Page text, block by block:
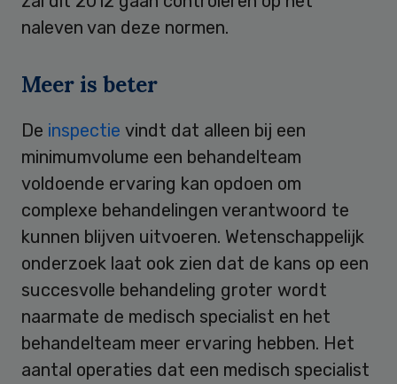
naleven van deze normen.
Meer is beter
De inspectie vindt dat alleen bij een
minimumvolume een behandelteam
voldoende ervaring kan opdoen om
complexe behandelingen verantwoord te
kunnen blijven uitvoeren. Wetenschappelijk
onderzoek laat ook zien dat de kans op een
succesvolle behandeling groter wordt
naarmate de medisch specialist en het
behandelteam meer ervaring hebben. Het
aantal operaties dat een medisch specialist